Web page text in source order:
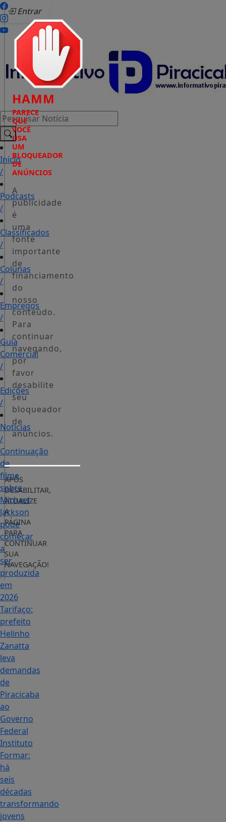
Entrar
Pesquisar Notícia
Início
/
Podcasts
/
Classificados
/
Colunas
/
Empregos
/
Guia
Comercial
/
Edições
/
Notícias
/
Continuação
de
filme
sobre
Michael
Jackson
pode
começar
a
ser
produzida
em
2026
Tarifaço:
prefeito
Helinho
Zanatta
leva
demandas
de
Piracicaba
ao
Governo
Federal
Instituto
Formar:
há
seis
décadas
transformando
jovens
HAMM
PARECE
QUE
VOCÊ
USA
UM
BLOQUEADOR
DE
ANÚNCIOS
A
publicidade
é
uma
fonte
importante
de
financiamento
do
nosso
conteúdo.
Para
continuar
navegando,
por
favor
desabilite
seu
bloqueador
de
anúncios.
APÓS
DESABILITAR,
ATUALIZE
A
PÁGINA
PARA
CONTINUAR
SUA
NAVEGAÇÃO!